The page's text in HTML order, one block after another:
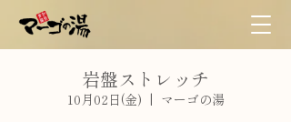
岩盤ストレッチ
10月02日(金)
  |
マーゴの湯